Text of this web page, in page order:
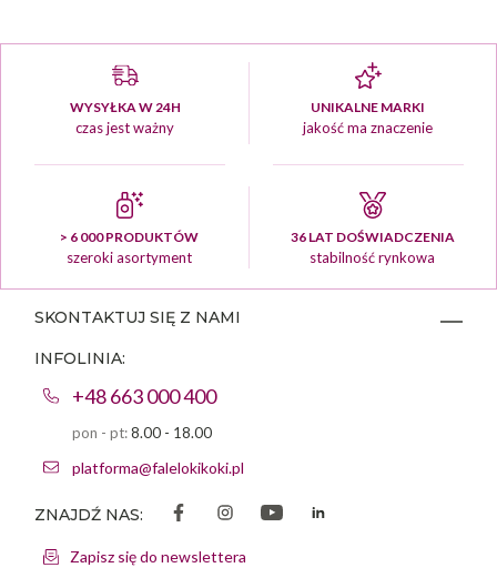
WYSYŁKA W 24H
czas jest ważny
UNIKALNE MARKI
jakość ma znaczenie
> 6 000 PRODUKTÓW
szeroki asortyment
36 LAT DOŚWIADCZENIA
stabilność rynkowa
SKONTAKTUJ SIĘ Z NAMI
INFOLINIA:
+48 663 000 400
pon - pt:8.00 - 18.00
platforma@falelokikoki.pl
ZNAJDŹ NAS:
Zapisz się do newslettera